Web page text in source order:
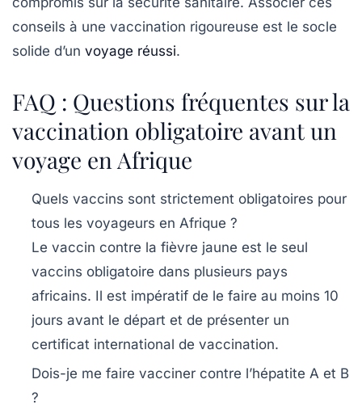
conseils à une vaccination rigoureuse est le socle
solide d’un voyage réussi.
FAQ : Questions fréquentes sur la
vaccination obligatoire avant un
voyage en Afrique
Quels vaccins sont strictement obligatoires pour
tous les voyageurs en Afrique ?
Le vaccin contre la fièvre jaune est le seul
vaccins obligatoire dans plusieurs pays
africains. Il est impératif de le faire au moins 10
jours avant le départ et de présenter un
certificat international de vaccination.
Dois-je me faire vacciner contre l’hépatite A et B
?